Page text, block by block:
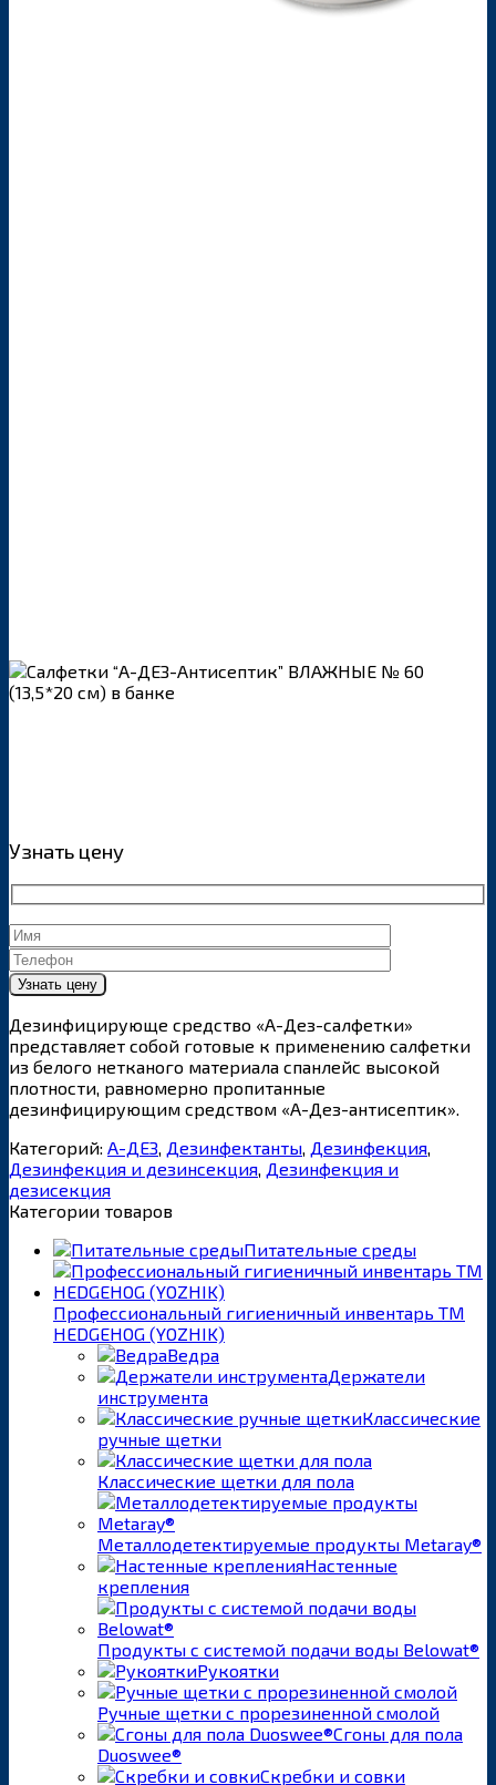
Узнать цену
Дезинфицирующе средство «А-Дез-салфетки»
представляет собой готовые к применению салфетки
из белого нетканого материала спанлейс высокой
плотности, равномерно пропитанные
дезинфицирующим средством «А-Дез-антисептик».
Категорий: А-ДЕЗ, Дезинфектанты, Дезинфекция,
Дезинфекция и дезинсекция, Дезинфекция и
дезисекция
Категории товаров
Питательные среды
Профессиональный гигиеничный инвентарь ТМ
HEDGEHOG (YOZHIK)
Ведра
Держатели
инструмента
Классические
ручные щетки
Классические щетки для пола
Металлодетектируемые продукты Metaray®
Настенные
крепления
Продукты с системой подачи воды Belowat®
Рукоятки
Ручные щетки с прорезиненной смолой
Сгоны для пола
Duoswee®
Скребки и совки